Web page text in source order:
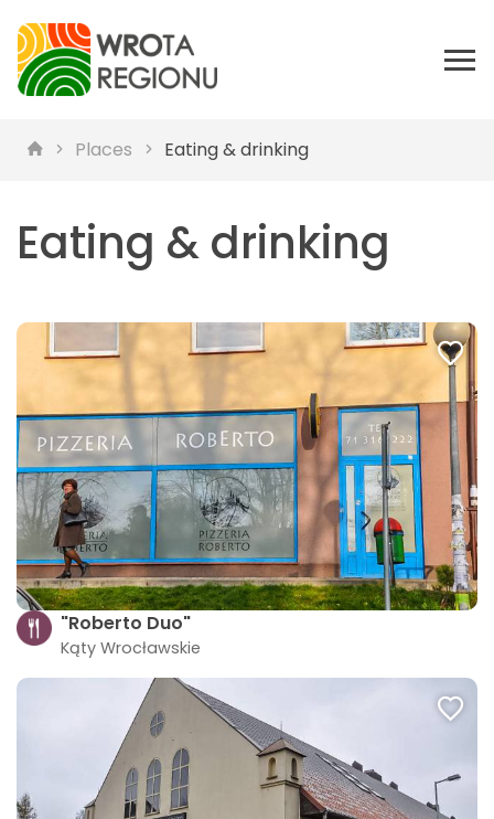
Places Eating & drinking
Eating & drinking
"Roberto Duo"
Kąty Wrocławskie